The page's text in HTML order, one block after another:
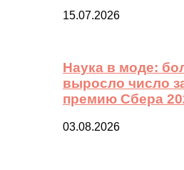
15.07.2026
Наука в моде:
выросло число
премию Сбера
03.08.2026